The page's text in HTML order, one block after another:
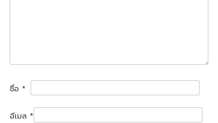
ชื่อ *
อีเมล *